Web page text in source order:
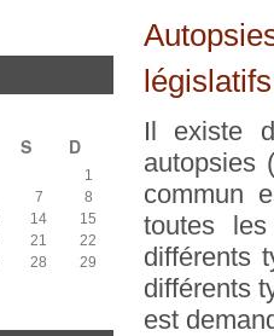
S D
1
7
8
14
15
21
22
28
29
législatifs
Il existe
autopsies
commun
toutes
différents
différents
est